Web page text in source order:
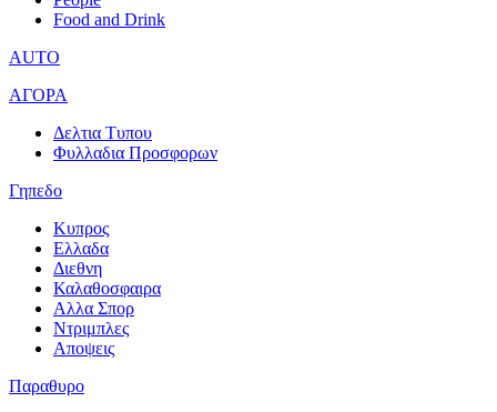
Food and Drink
AUTO
ΑΓΟΡΑ
Δελτια Τυπου
Φυλλαδια Προσφορων
Γηπεδο
Κυπρος
Ελλαδα
Διεθνη
Καλαθοσφαιρα
Αλλα Σπορ
Ντριμπλες
Αποψεις
Παραθυρο